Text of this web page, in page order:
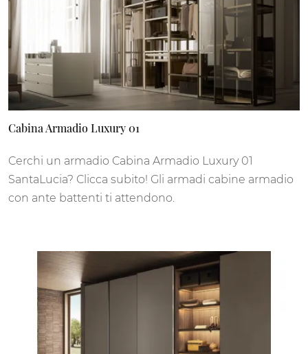
Cabina Armadio Luxury 01
Cerchi un armadio Cabina Armadio Luxury 01
SantaLucia? Clicca subito! Gli armadi cabine armadio
con ante battenti ti attendono.